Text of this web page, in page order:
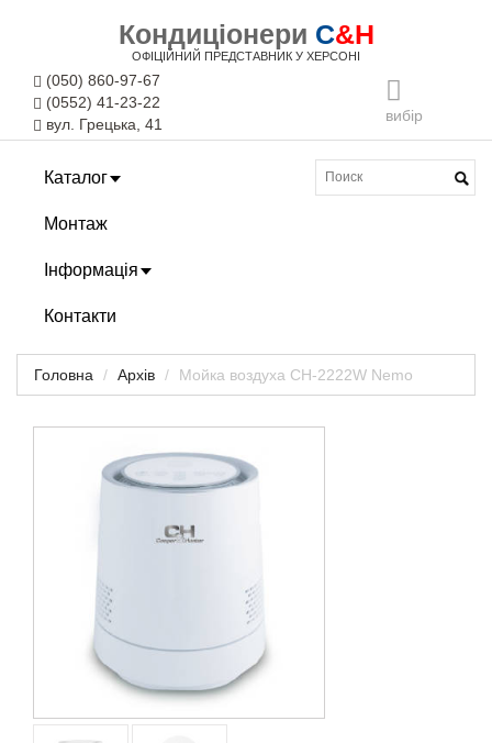
Кондиціонери C&H
ОФІЦІЙНИЙ ПРЕДСТАВНИК У ХЕРСОНІ
вибір
(050) 860-97-67
(0552) 41-23-22
вул. Грецька, 41
Каталог
Монтаж
Інформація
Контакти
Головна Архів Мойка воздуха CH-2222W Nemo